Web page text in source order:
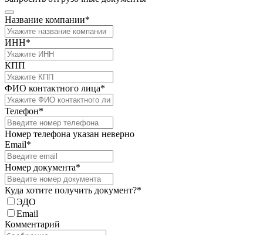
Название компании*
ИНН*
КПП
ФИО контактного лица*
Телефон*
Номер телефона указан неверно
Email*
Номер документа*
Куда хотите получить документ?*
ЭДО
Email
Комментарий